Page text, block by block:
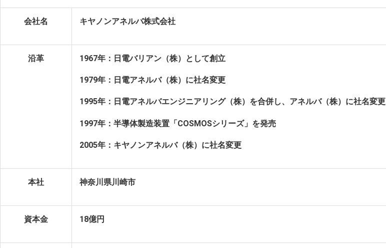
会社名 キヤノンアネルバ株式会社
沿革 1967年：日電バリアン（株）として創立
1979年：日電アネルバ（株）に社名変更
1995年：日電アネルバエンジニアリング（株）を合併し、アネルバ（株）に社名変更
1997年：半導体製造装置「COSMOSシリーズ」を発売
2005年：キヤノンアネルバ（株）に社名変更
本社 神奈川県川崎市
資本金 18億円